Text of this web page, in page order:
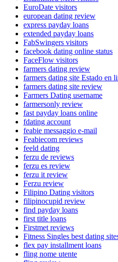
EuroDate visitors
european dating review
express payday loans
extended payday loans
FabSwingers visitors
facebook dating online status
FaceFlow visitors
farmers dating review
farmers dating site Estado en
farmers dating site review
Farmers Dating username
farmersonly review
fast payday loans online
fdating account
feabie messaggio e-mail
Feabiecom reviews
feeld dating
ferzu de reviews
ferzu es review
ferzu it review
Ferzu review
Filipino Dating visitors
filipinocupid review
find payday loans
first title loans
Firstmet reviews
Fitness Singles best dating
flex pay installment loans
fling nome utente